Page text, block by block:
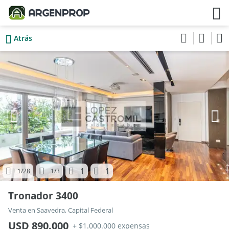
Atrás
1/28 1/3 1 1
Tronador 3400
Venta en Saavedra, Capital Federal
USD 890.000 + $1.000.000 expensas